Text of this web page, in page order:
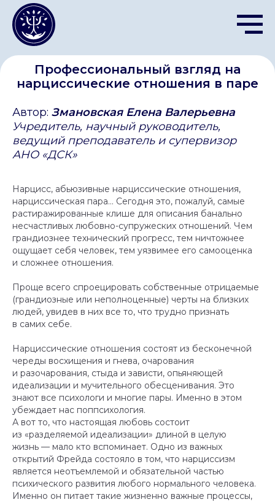
Профессиональный взгляд на
нарциссические отношения в паре
Автор: Змановская Елена Валерьевна
Учредитель, научный руководитель,
ведущий преподаватель и супервизор
АНО «ДСК»
Нарцисс, абьюзивные нарциссические отношения,
нарциссическая пара… Сегодня это, пожалуй, самые
растиражированные клише для описания банально
несчастливых любовно-супружеских отношений. Чем
грандиознее технический прогресс, тем ничтожнее
ощущает себя человек, тем уязвимее его самооценка
и сложнее отношения.
Проще всего спроецировать собственные отрицаемые
(грандиозные или неполноценные) черты на близких
людей, увидев в них все то, что трудно признать
в самих себе.
Нарциссические отношения состоят из бесконечной
череды восхищения и гнева, очарования
и разочарования, стыда и зависти, опьяняющей
идеализации и мучительного обесценивания. Это
знают все психологи и многие пары. Именно в этом
убеждает нас поппсихология.
А вот то, что настоящая любовь состоит
из «разделяемой идеализации» длиной в целую
жизнь — мало кто вспоминает. Одно из важных
открытий Фрейда состояло в том, что нарциссизм
является неотъемлемой и обязательной частью
психического развития любого нормального человека.
Именно он питает такие жизненно важные процессы,